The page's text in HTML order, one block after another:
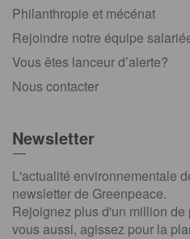
Philanthropie et mécénat
Rejoindre notre équipe
Vous êtes lanceur d’alerte?
Nous contacter
Newsletter
L'actualité environnementale
newsletter de Greenpeace.
Rejoignez plus d'un million de
vous aussi, agissez pour la